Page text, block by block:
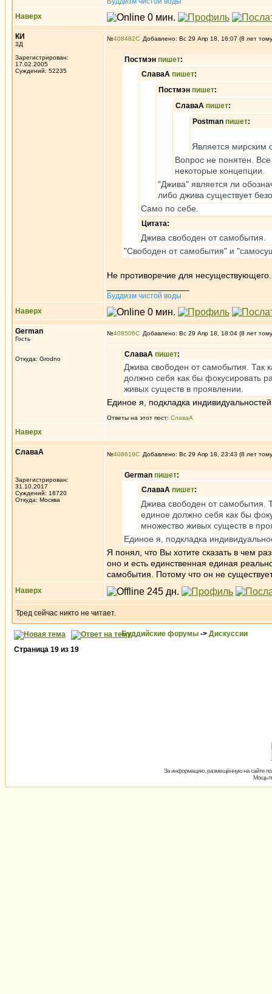
Наверх
КИ
3Д
Зарегистрирован:
17.02.2005
Суждений: 52235
№408482 Добавлено: Вс 29 Апр 18, 16:07 (8 лет
Постмэн пишет:
СлаваА пишет:
Постмэн пишет:
СлаваА пишет:
Postman пишет:
Является мирским
Вопрос не понятен.
некоторые концепции.
"Джива" является ли
либо джива существует
Само по себе.
Цитата:
Джива свободен от самобытия.
"Свободен от самобытия" и
Не противоречие для несуществующего.
Буддизм чистой воды
Наверх
German
Гость
Откуда: Grodno
№408506 Добавлено: Вс 29 Апр 18, 18:04 (8 лет
СлаваА пишет:
Джива свободен от самобытия. Так
должно себя как бы фокусировать
живых существ в проявлении.
Единое я, подкладка
Ответы на этот пост: СлаваА
Наверх
СлаваА
Зарегистрирован:
31.10.2017
Суждений: 18720
Откуда: Москва
№408619 Добавлено: Вс 29 Апр 18, 23:43 (8 лет
German пишет:
СлаваА пишет:
Джива свободен от самобытия.
единое должно себя как бы
множество живых существ в
Единое я, подкладка
Я понял, что Вы хотите сказать в чем
оно и есть единственная единая
самобытия. Потому что он не
Наверх
Тред сейчас никто не читает.
Буддийские форумы -> Дискуссии
Страница 19 из 19
За информацию, размещённую на сайте
Мощь